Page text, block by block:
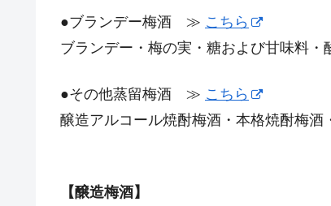
●ブランデー梅酒 ≫ こちら
ブランデー・梅の実・糖および甘味料・
●その他蒸留梅酒 ≫ こちら
醸造アルコール焼酎梅酒・本格焼酎梅酒
【醸造梅酒】